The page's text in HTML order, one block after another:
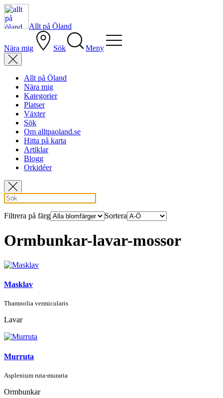
Allt på Öland
Nära mig Sök Meny
Allt på Öland
Nära mig
Kategorier
Platser
Växter
Sök
Om alltpaoland.se
Hitta på karta
Artiklar
Blogg
Orkidéer
Filtrera på färg Sortera
Ormbunkar-lavar-mossor
Masklav
Thamnolia vermicularis
Lavar
Murruta
Asplenium ruta-muraria
Ormbunkar